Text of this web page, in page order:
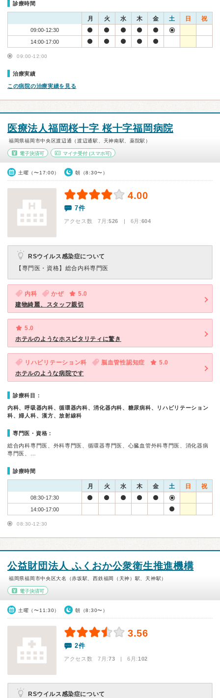
診療時間
月 火 水 木 金 土 日 祝
09:00-12:30
14:00-17:00
09:00-12:00
治療実績
この病院の治療実績を見る
医療法人福岡桜十字 桜十字福岡病院
福岡県福岡市中央区渡辺通（渡辺通駅、天神南駅、薬院駅）
電子決済可 マイナ受付(スマホ可)
土曜（〜17:00） 朝（8:30〜）
4.00
7件
アクセス数 7月:526 | 6月:604
RSウイルス感染症について
【専門医・資格】 総合内科専門医
内科 かぜ
5.0
建物綺麗、スタッフ親切
5.0
ホテルのようなホスピタリティに驚き
リハビリテーション科 脳血管性認知症
5.0
ホテルのような病院です
診療科目：
内科、呼吸器内科、循環器内科、消化器内科、糖尿病科、リハビリテーション
科、婦人科、漢方、放射線科
専門医・資格：
総合内科専門医、外科専門医、循環器専門医、心臓血管外科専門医、消化器病
専門医、…
診療時間
月 火 水 木 金 土 日 祝
08:30-17:30
14:00-17:00
08:30-12:30
公益財団法人 ふくおか公衆衛生推進機構
福岡県福岡市中央区大名（赤坂駅、西鉄福岡（天神）駅、天神駅）
電子決済可
土曜（〜11:30） 朝（8:30〜）
3.56
2件
アクセス数 7月:73 | 6月:102
RSウイルス感染症について